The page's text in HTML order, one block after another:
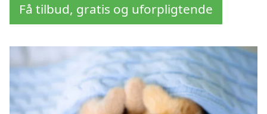
Få tilbud, gratis og uforpligtende